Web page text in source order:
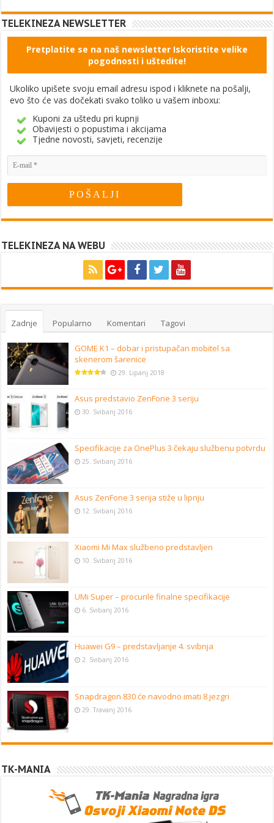
TELEKINEZA NEWSLETTER
Pretplatite se na naš newsletter Iskoristite velike
pogodnosti i uštedite!
Ukoliko upišete svoju email adresu ispod i kliknete na pošalji,
evo što će vas dočekati svako toliko u vašem inboxu:
Kuponi za uštedu pri kupnji
Obavijesti o popustima i akcijama
Tjedne novosti, savjeti, recenzije
TELEKINEZA NA WEBU
Zadnje Popularno Komentari Tagovi
GOME K1 – dobar i pristupačan mobitel sa
skenerom šarenice
29. Lipanj 2018
Asus predstavio ZenFone 3 seriju
30. Svibanj 2016
Specifikacije za OnePlus 3 čekaju službenu potvrdu
25. Svibanj 2016
Asus ZenFone 3 serija stiže u lipnju
12. Svibanj 2016
Xiaomi Mi Max službeno predstavljen
10. Svibanj 2016
UMi Super – procurile finalne specifikacije
6. Svibanj 2016
Huawei G9 – predstavljanje 4. svibnja
2. Svibanj 2016
Snapdragon 830 će navodno imati 8 jezgri
29. Travanj 2016
TK-MANIA